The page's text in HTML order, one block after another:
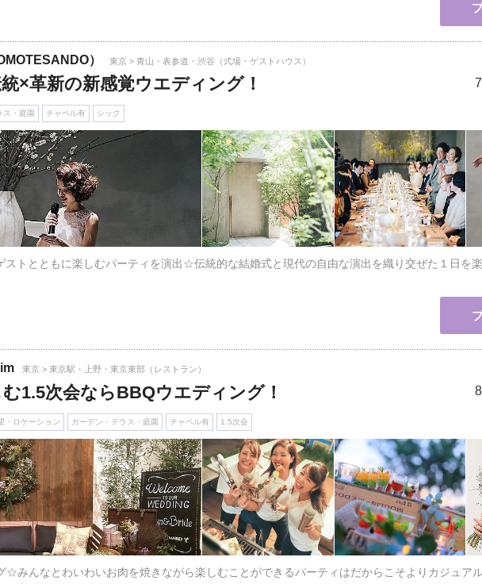
） 東京 > 青山・表参道・渋谷（式場・ゲストハウス）
×革新の新感覚ウエディング！
ス・庭園 チャペル有 シック
トとともに楽しむパーティを演出☆伝統的な結婚式と現代の自由な演出を織り交ぜた１日を
東京 > 東京駅・上野・東京東部（レストラン）
1.5次会ならBBQウエディング！
・ロケーション ガーデン・テラス・庭園 チャペル有 1.5次会
☆みんなとわいわいお肉を焼きながら楽しむことができるパーティはだからこそよりカジュア